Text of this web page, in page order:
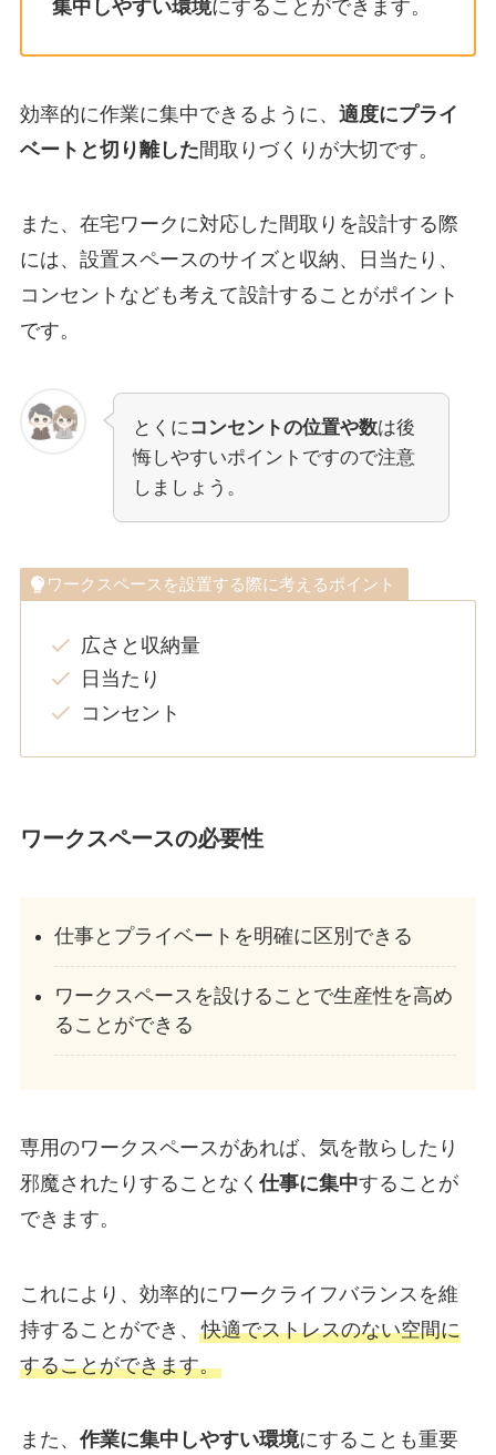
集中しやすい環境にすることができます。
効率的に作業に集中できるように、 適度にプライ
ベートと切り離した間取りづくりが大切です。
また、在宅ワークに対応した間取りを設計する際
には、設置スペースのサイズと収納、日当たり、
コンセントなども考えて設計することがポイント
です。
とくにコンセントの位置や数は後
悔しやすいポイントですので注意
しましょう。
ワークスペースを設置する際に考えるポイント
広さと収納量
日当たり
コンセント
ワークスペースの必要性
仕事とプライベートを明確に区別できる
ワークスペースを設けることで生産性を高め
ることができる
専用のワークスペースがあれば、気を散らしたり
邪魔されたりすることなく 仕事に集中することが
できます。
これにより、効率的にワークライフバランスを維
持することができ、 快適でストレスのない空間に
することができます。
また、 作業に集中しやすい環境にすることも重要